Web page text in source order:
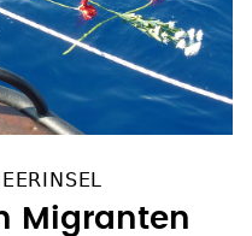
Migranten